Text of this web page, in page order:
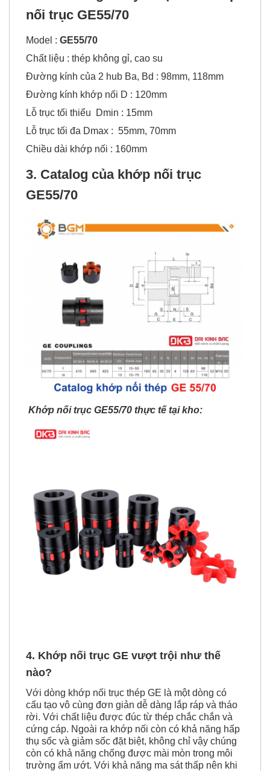
2. Các thông số kỹ thuật của
Model :GE55/70
Chất liệu : thép không gỉ, cao su
Đường kính của 2 hub Ba, Bd : 98mm, 118mm
Đường kính khớp nối D : 120mm
Lỗ trục tối thiểu Dmin : 15mm
Lỗ trục tối đa Dmax : 55mm, 70mm
3. Catalog của khớp nối trục
4.Khớp nối trục GE
nào?
Với dòng khớp nối trục thép GE là một dòng có
cấu tạo vô cùng đơn giản dễ dàng lắp ráp và tháo
rời. Với chất liệu được đúc từ thép chắc chắn và
cứng cáp. Ngoài ra khớp nối còn có khả năng hấp
thụ sốc và giảm sốc đặt biệt, không chỉ vậy chúng